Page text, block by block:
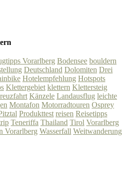
Vorarlberg Bodensee bouldern
Deutschland Dolomiten Drei
Hotelempfehlung Hotspots
Klettergebiet klettern Klettersteig
Känzele Landausflug leichte
Montafon Motorradtouren Osprey
Produkttest reisen Reisetipps
Teneriffa Thailand Tirol Vorarlberg
Vorarlberg Wasserfall Weitwanderung